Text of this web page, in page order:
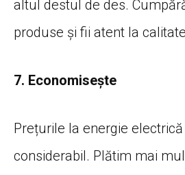
altul destul de des.
produse și fii atent la
7. Economisește
Prețurile la energie
considerabil. Plătim mai